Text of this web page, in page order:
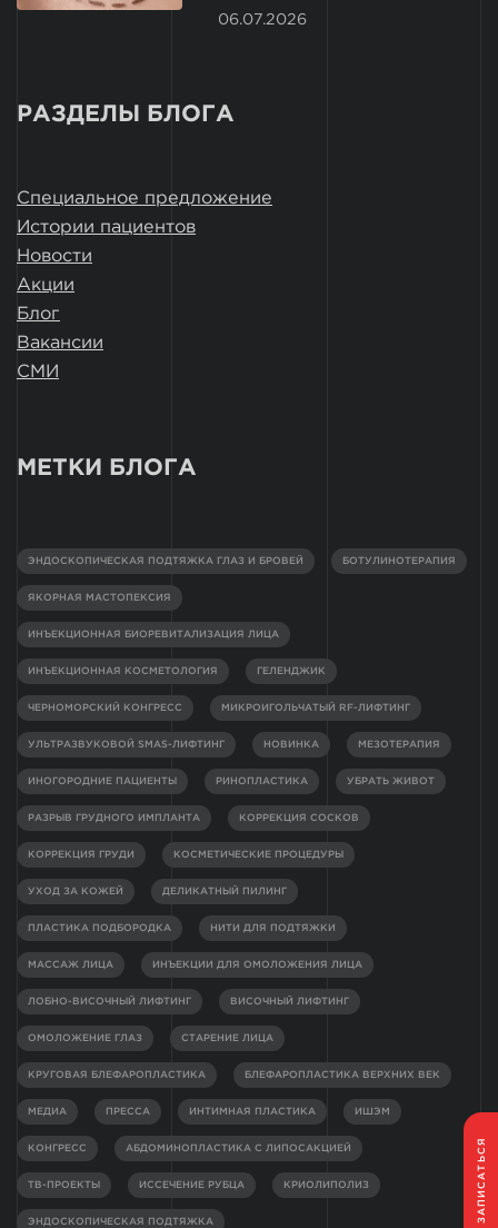
ЗАПИСАТЬСЯ
06.07.2026
РАЗДЕЛЫ БЛОГА
Специальное предложение
Истории пациентов
Новости
Акции
Блог
Вакансии
СМИ
МЕТКИ БЛОГА
ЭНДОСКОПИЧЕСКАЯ ПОДТЯЖКА ГЛАЗ И БРОВЕЙ БОТУЛИНОТЕРАПИЯ
ЯКОРНАЯ МАСТОПЕКСИЯ
ИНЪЕКЦИОННАЯ БИОРЕВИТАЛИЗАЦИЯ ЛИЦА
ИНЪЕКЦИОННАЯ КОСМЕТОЛОГИЯ ГЕЛЕНДЖИК
ЧЕРНОМОРСКИЙ КОНГРЕСС МИКРОИГОЛЬЧАТЫЙ RF-ЛИФТИНГ
УЛЬТРАЗВУКОВОЙ SMAS-ЛИФТИНГ НОВИНКА МЕЗОТЕРАПИЯ
ИНОГОРОДНИЕ ПАЦИЕНТЫ РИНОПЛАСТИКА УБРАТЬ ЖИВОТ
РАЗРЫВ ГРУДНОГО ИМПЛАНТА КОРРЕКЦИЯ СОСКОВ
КОРРЕКЦИЯ ГРУДИ КОСМЕТИЧЕСКИЕ ПРОЦЕДУРЫ
УХОД ЗА КОЖЕЙ ДЕЛИКАТНЫЙ ПИЛИНГ
ПЛАСТИКА ПОДБОРОДКА НИТИ ДЛЯ ПОДТЯЖКИ
МАССАЖ ЛИЦА ИНЪЕКЦИИ ДЛЯ ОМОЛОЖЕНИЯ ЛИЦА
ЛОБНО-ВИСОЧНЫЙ ЛИФТИНГ ВИСОЧНЫЙ ЛИФТИНГ
ОМОЛОЖЕНИЕ ГЛАЗ СТАРЕНИЕ ЛИЦА
КРУГОВАЯ БЛЕФАРОПЛАСТИКА БЛЕФАРОПЛАСТИКА ВЕРХНИХ ВЕК
МЕДИА ПРЕССА ИНТИМНАЯ ПЛАСТИКА ИШЭМ
КОНГРЕСС АБДОМИНОПЛАСТИКА С ЛИПОСАКЦИЕЙ
ТВ-ПРОЕКТЫ ИССЕЧЕНИЕ РУБЦА КРИОЛИПОЛИЗ
ЭНДОСКОПИЧЕСКАЯ ПОДТЯЖКА